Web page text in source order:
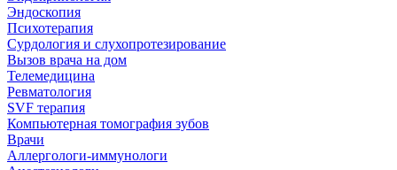
Эндоскопия
Психотерапия
Сурдология и слухопротезирование
Вызов врача на дом
Телемедицина
Ревматология
SVF терапия
Компьютерная томография зубов
Врачи
Аллергологи-иммунологи